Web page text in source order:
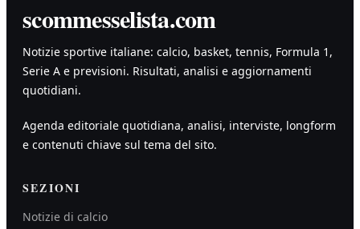
scommesselista.com
Notizie sportive italiane: calcio, basket, tennis, Formula 1,
Serie A e previsioni. Risultati, analisi e aggiornamenti
quotidiani.
Agenda editoriale quotidiana, analisi, interviste, longform
e contenuti chiave sul tema del sito.
SEZIONI
Notizie di calcio